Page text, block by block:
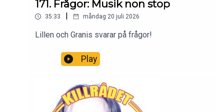
171. Frågor: Musik non stop
35:33 måndag 20 juli 2026
Lillen och Granis svarar på frågor!
Play